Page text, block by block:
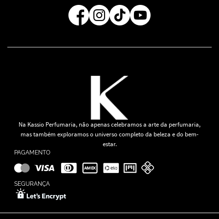
Regra de Frete Grátis
Na Kassio Perfumaria, não apenas celebramos a arte da perfumaria,
mas também exploramos o universo completo da beleza e do bem-
estar.
PAGAMENTO
SEGURANÇA